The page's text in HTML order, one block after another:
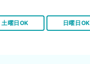
土曜日OK 日曜日OK